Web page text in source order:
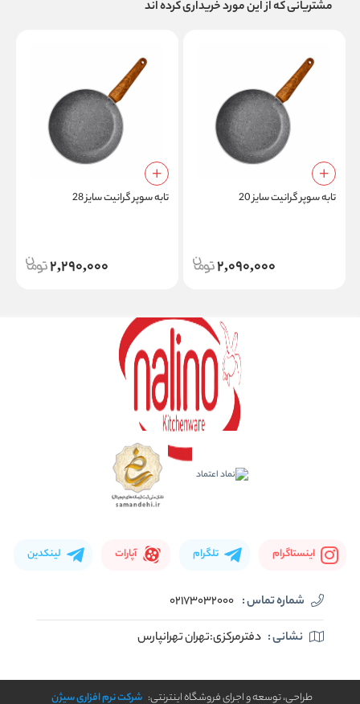
مشتریانی که از این مورد خریداری کرده اند
تابه سوپر گرانیت سایز 20
2,090,000
تابه سوپر گرانیت سایز 28
2,290,000
اینستاگرام تلگرام آپارات لینکدین
شماره تماس : 02173032000
نشانی : دفترمرکزی:تهران تهرانپارس
طراحی، توسعه و اجرای فروشگاه اینترنتی: شرکت نرم افزاری سیژن